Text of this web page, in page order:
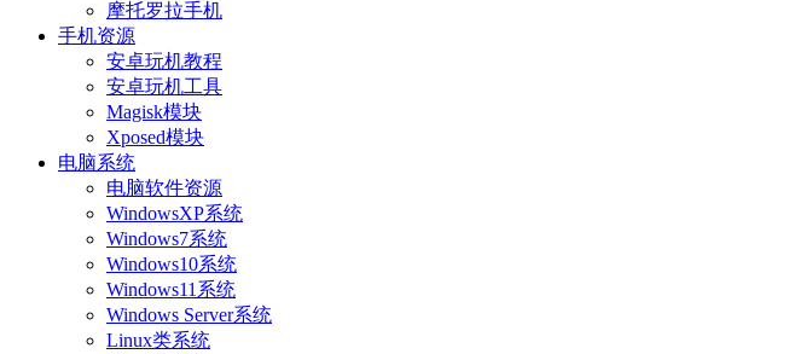
摩托罗拉手机
手机资源
安卓玩机教程
安卓玩机工具
Magisk模块
Xposed模块
电脑系统
电脑软件资源
WindowsXP系统
Windows7系统
Windows10系统
Windows11系统
Windows Server系统
Linux类系统